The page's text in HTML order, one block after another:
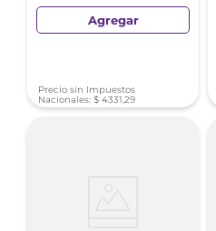
Agregar
Precio sin Impuestos
Nacionales: $ 4331,29